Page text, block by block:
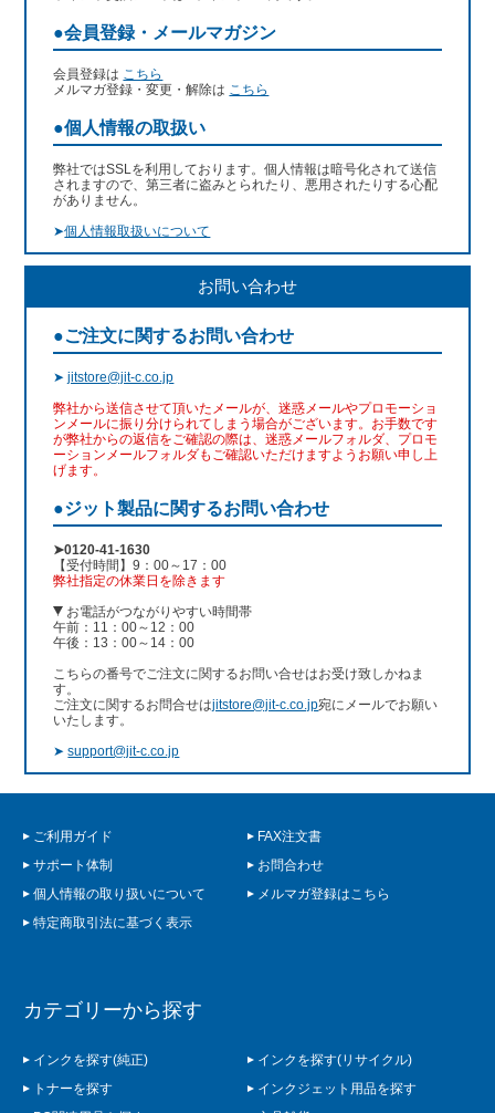
●会員登録・メールマガジン
会員登録は こちら
メルマガ登録・変更・解除は こちら
●個人情報の取扱い
弊社ではSSLを利用しております。個人情報は暗号化されて送信
されますので、第三者に盗みとられたり、悪用されたりする心配
がありません。
➤個人情報取扱いについて
お問い合わせ
●ご注文に関するお問い合わせ
➤jitstore@jit-c.co.jp
弊社から送信させて頂いたメールが、迷惑メールやプロモーショ
ンメールに振り分けられてしまう場合がございます。お手数です
が弊社からの返信をご確認の際は、迷惑メールフォルダ、プロモ
ーションメールフォルダもご確認いただけますようお願い申し上
げます。
●ジット製品に関するお問い合わせ
➤0120-41-1630
【受付時間】9：00～17：00
弊社指定の休業日を除きます
お電話がつながりやすい時間帯
午前：11：00～12：00
午後：13：00～14：00
こちらの番号でご注文に関するお問い合せはお受け致しかねま
す。
ご注文に関するお問合せはjitstore@jit-c.co.jp宛にメールでお願い
いたします。
➤support@jit-c.co.jp
ご利用ガイド
FAX注文書
サポート体制
お問合わせ
個人情報の取り扱いについて
メルマガ登録はこちら
特定商取引法に基づく表示
カテゴリーから探す
インクを探す(純正)
インクを探す(リサイクル)
トナーを探す
インクジェット用品を探す